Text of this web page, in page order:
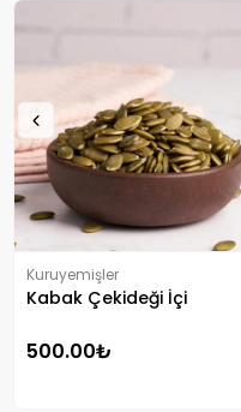
Kuruyemişler
Kabak Çekideği İçi
500.00₺